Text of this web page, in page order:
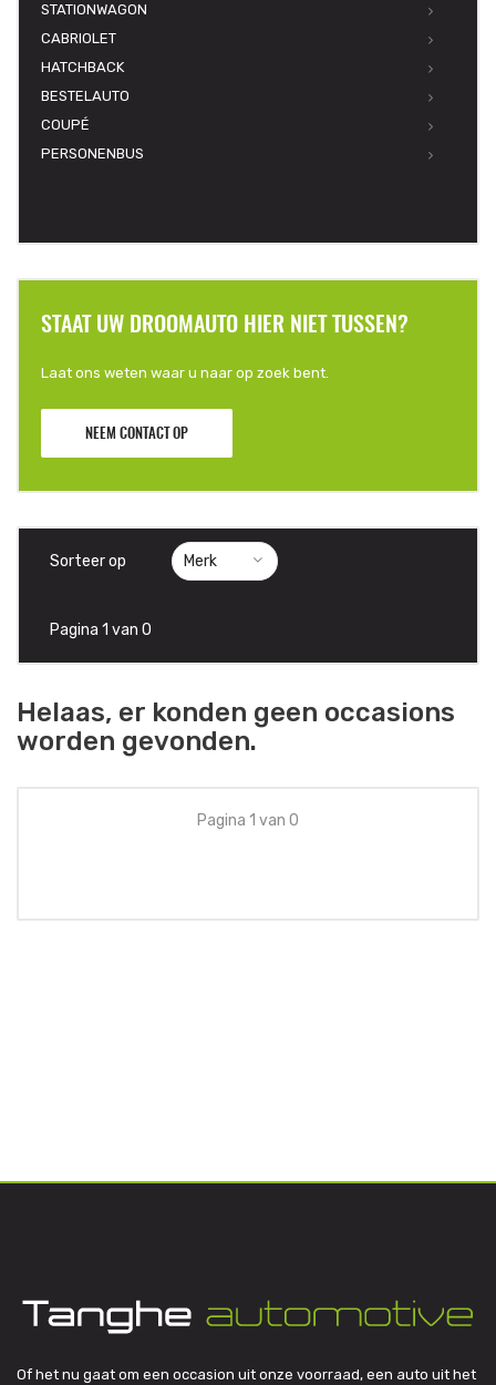
STATIONWAGON
CABRIOLET
HATCHBACK
BESTELAUTO
COUPÉ
PERSONENBUS
STAAT UW DROOMAUTO HIER NIET TUSSEN?
Laat ons weten waar u naar op zoek bent.
NEEM CONTACT OP
Sorteer op
Pagina 1 van 0
Helaas, er konden geen occasions
worden gevonden.
Pagina 1 van 0
Of het nu gaat om een occasion uit onze voorraad, een auto uit het